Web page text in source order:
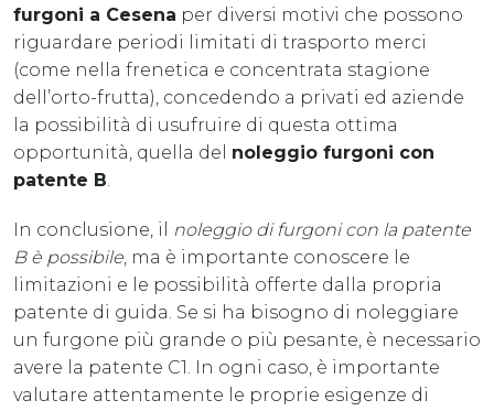
furgoni a Cesena per diversi motivi che possono
riguardare periodi limitati di trasporto merci
(come nella frenetica e concentrata stagione
dell’orto-frutta), concedendo a privati ed aziende
la possibilità di usufruire di questa ottima
opportunità, quella del noleggio furgoni con
patente B.
In conclusione, il noleggio di furgoni con la patente
B è possibile, ma è importante conoscere le
limitazioni e le possibilità offerte dalla propria
patente di guida. Se si ha bisogno di noleggiare
un furgone più grande o più pesante, è necessario
avere la patente C1. In ogni caso, è importante
valutare attentamente le proprie esigenze di